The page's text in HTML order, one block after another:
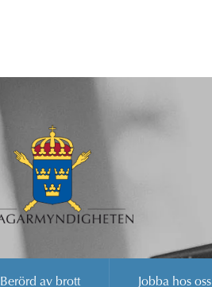
Berörd av brott Jobba hos oss